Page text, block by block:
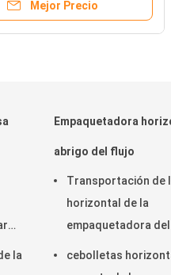
Mejor Precio
la
Empaquetadora
abrigo del flujo
Transportación de
horizontal de la
empaquetadora
cebolletas